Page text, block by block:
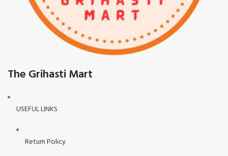
The Grihasti Mart
USEFUL LINKS
Return Policy